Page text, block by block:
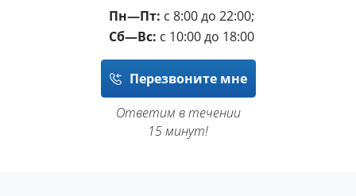
Пн—Пт: с 8:00 до 22:00;
Сб—Вс: с 10:00 до 18:00
Перезвоните мне
Ответим в течении
15 минут!